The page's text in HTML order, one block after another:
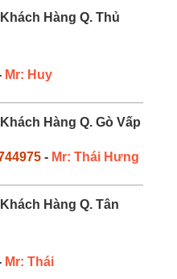
Hàng Q. Thủ
Mr: Huy
Hàng Q. Gò Vấp
- Mr: Thái Hưng
Hàng Q. Tân
Mr: Thái